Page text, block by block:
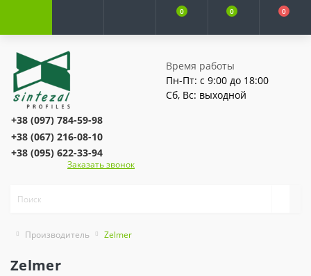
0 0 0
Время работы
Пн-Пт: с 9:00 до 18:00
Сб, Вс: выходной
+38 (097) 784-59-98
+38 (067) 216-08-10
+38 (095) 622-33-94
Заказать звонок
Производитель Zelmer
Zelmer